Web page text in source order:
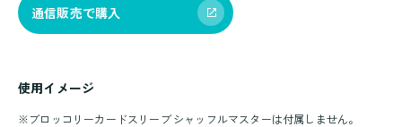
通信販売で購入
使用イメージ
※ブロッコリーカードスリーブ シャッフルマスターは付属しません。